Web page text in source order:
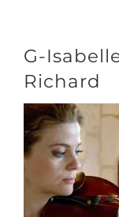
contenu
G-
Richard